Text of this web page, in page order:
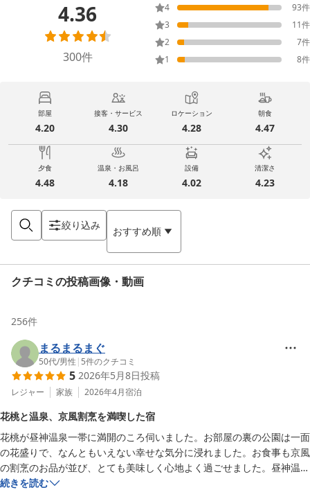
4.36
300件
4
93件
3
11件
2
7件
1
8件
部屋
4.20
接客・サービス
4.30
ロケーション
4.28
朝食
4.47
夕食
4.48
温泉・お風呂
4.18
設備
4.02
清潔さ
4.23
絞り込み おすすめ順
クチコミの投稿画像・動画
256件
まるまるまぐ
50代/男性 | 5件のクチコミ
5 2026年5月8日投稿
レジャー 家族 2026年4月宿泊
花桃と温泉、京風割烹を満喫した宿
花桃が昼神温泉一帯に満開のころ伺いました。お部屋の裏の公園は一面
の花盛りで、なんともいえない幸せな気分に浸れました。お食事も京風
の割烹のお品が並び、とても美味しく心地よく過ごせました。昼神温泉
は初めてだったのですが、独特の泉質のヌメり感がなかなか面白く、貴
続きを読む